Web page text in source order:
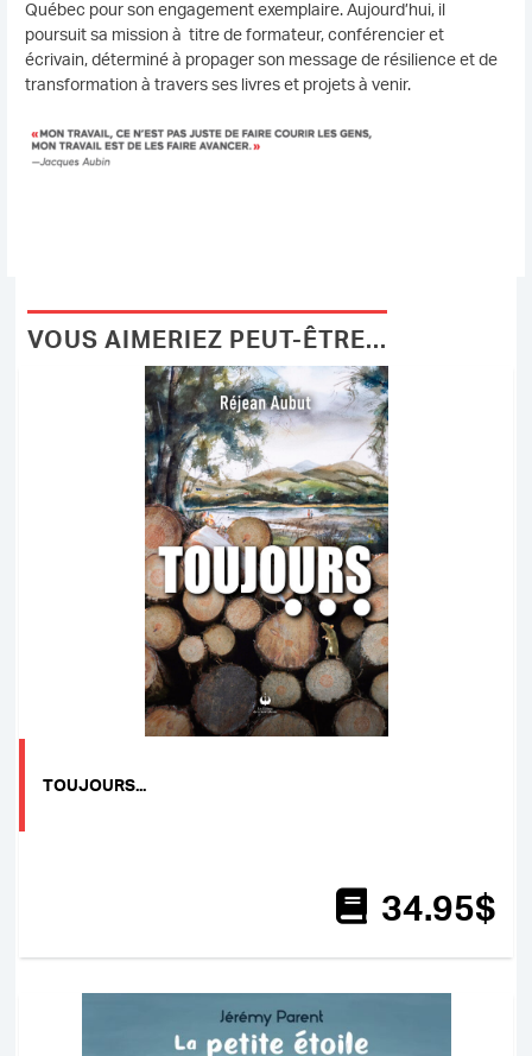
Québec pour son engagement exemplaire. Aujourd’hui, il
poursuit sa mission à titre de formateur, conférencier et
écrivain, déterminé à propager son message de résilience et de
transformation à travers ses livres et projets à venir.
VOUS AIMERIEZ PEUT-ÊTRE...
TOUJOURS...
34.95$